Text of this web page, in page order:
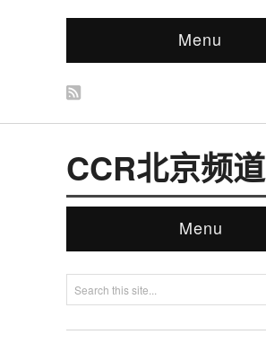
Menu
CCR北京频道
Menu